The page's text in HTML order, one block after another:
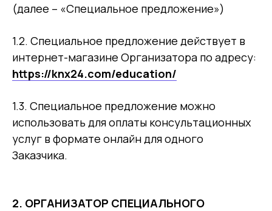
(далее – «Специальное предложение»)
1.2. Специальное предложение действует в
интернет-магазине Организатора по адресу:
https://knx24.com/education/
1.3. Специальное предложение можно
использовать для оплаты консультационных
услуг в формате онлайн для одного
Заказчика.
2. ОРГАНИЗАТОР СПЕЦИАЛЬНОГО